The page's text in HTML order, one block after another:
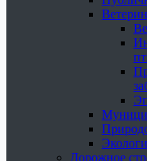
Дорожное